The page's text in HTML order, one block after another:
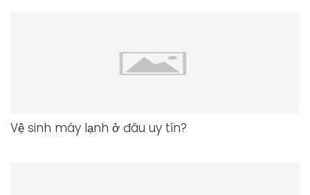
Vệ sinh máy lạnh ở đâu uy tín?